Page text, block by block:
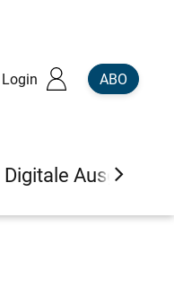
Login ABO
Digitale Ausgaben